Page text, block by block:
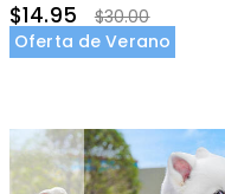
$14.95
$30.00
Oferta de Verano